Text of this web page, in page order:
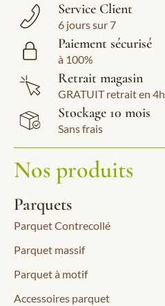
Service Client
6 jours sur 7
Paiement sécurisé
à 100%
Retrait magasin
GRATUIT retrait en 4h
Stockage 10 mois
Sans frais
Nos produits
Parquets
Parquet Contrecollé
Parquet massif
Parquet à motif
Accessoires parquet